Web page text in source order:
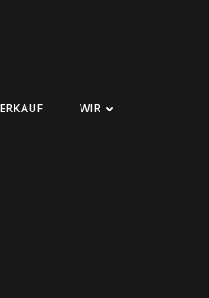
WIR